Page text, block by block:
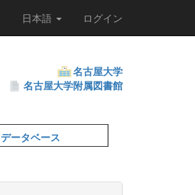
日本語 ログイン
名古屋大学
名古屋大学附属図書館
データベース